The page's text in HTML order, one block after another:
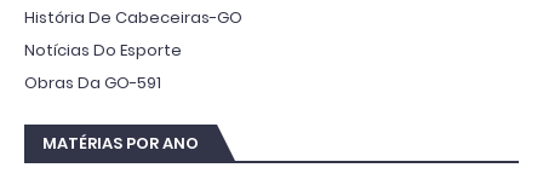
História De Cabeceiras-GO
Notícias Do Esporte
Obras Da GO-591
MATÉRIAS POR ANO